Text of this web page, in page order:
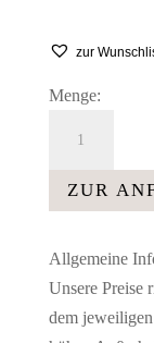
zur
Menge:
dem
Tisch
-
98
cm
ZUR
Allgemeine
Unsere Preise
dem